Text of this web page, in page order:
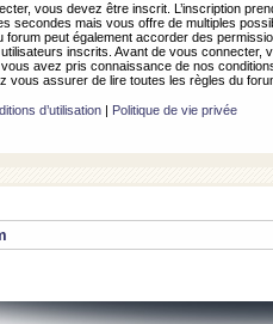
vous devez être inscrit. L’inscription
secondes mais vous offre de multiples
forum peut également accorder des
inscrits. Avant de vous connecter,
avez pris connaissance de nos
vous assurer de lire toutes les règles du
d’utilisation| Politique de vie privée